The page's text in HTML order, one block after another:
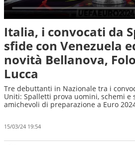
Italia, i convocati da
sfide con Venezuela
novità Bellanova,
Lucca
Tre debuttanti in Nazionale tra i
Uniti: Spalletti prova uomini, schemi e
amichevoli di preparazione a Euro
15/03/24 19:54